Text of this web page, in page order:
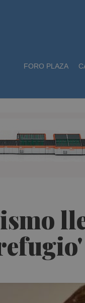
FORO PLAZA